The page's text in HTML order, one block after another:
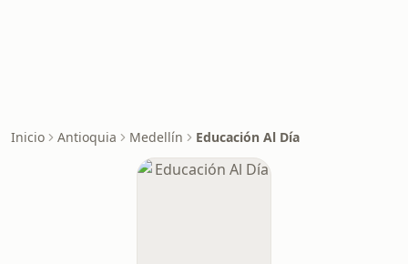
Inicio Antioquia Medellín Educación Al Día